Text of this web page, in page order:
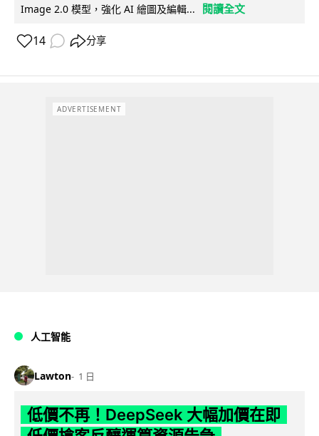
Image 2.0 模型，強化 AI 繪圖及編輯...
閱讀全文
14 分享
ADVERTISEMENT
人工智能
Lawton 1 日
低價不再！DeepSeek 大幅加價在即